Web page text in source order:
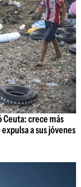
crece más
a sus jóvenes